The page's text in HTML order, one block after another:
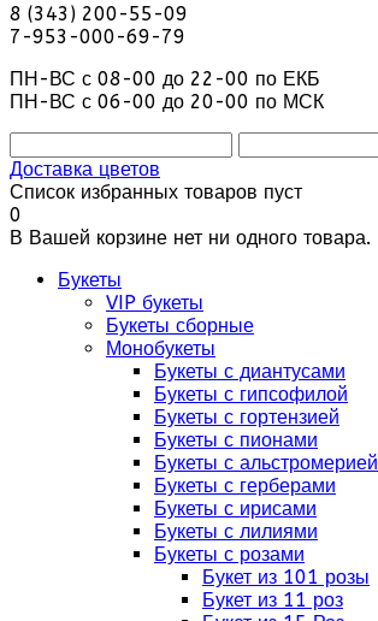
8 (343) 200-55-09
7-953-000-69-79
ПН-ВС с 08-00 до 22-00 по ЕКБ
ПН-ВС с 06-00 до 20-00 по МСК
Доставка цветов
Список избранных товаров пуст
0
В Вашей корзине нет ни одного товара.
Букеты
VIP букеты
Букеты сборные
Монобукеты
Букеты с диантусами
Букеты с гипсофилой
Букеты с гортензией
Букеты с пионами
Букеты с альстромерией
Букеты с герберами
Букеты с ирисами
Букеты с лилиями
Букеты с розами
Букет из 101 розы
Букет из 11 роз